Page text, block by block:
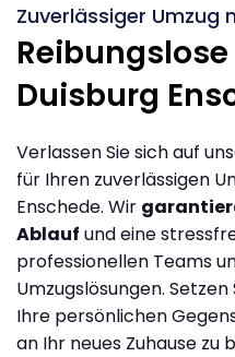
Zuverlässiger Umzug
Duisburg
Verlassen Sie sich auf
für Ihren zuverlässigen
Enschede. Wir
Ablauf und eine
professionellen Teams
Umzugslösungen.
Ihre persönlichen
an Ihr neues Zuhause zu